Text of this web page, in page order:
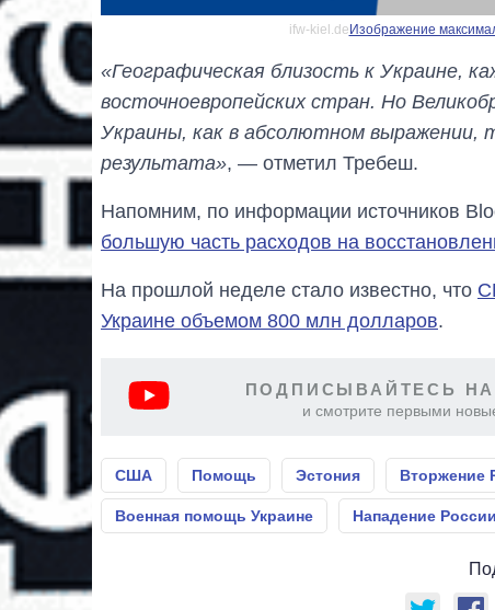
ifw-kiel.de Изображение
«Географическая близость к Украине,
восточноевропейских стран. Но
Украины, как в абсолютном выражении,
результата», — отметил Требеш.
Напомним, по информации источников
большую часть расходов на
На прошлой неделе стало известно, что
Украине объемом 800 млн долларов.
ПОДПИСЫВАЙТЕСЬ НА
и смотрите первыми
США Помощь Эстония Вторжение
Военная помощь Украине Нападение